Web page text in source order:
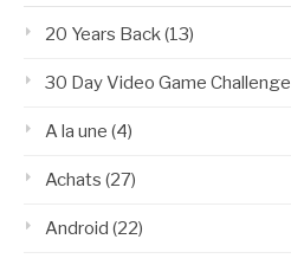
20 Years Back(13)
30 Day Video Game Challenge
A la une (4)
Achats (27)
Android (22)